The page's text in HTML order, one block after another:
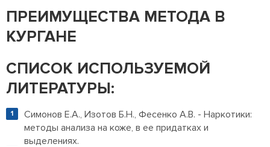
ПРЕИМУЩЕСТВА МЕТОДА В
КУРГАНЕ
СПИСОК ИСПОЛЬЗУЕМОЙ
ЛИТЕРАТУРЫ:
Симонов Е.А., Изотов Б.Н., Фесенко А.В. - Наркотики:
методы анализа на коже, в ее придатках и
выделениях.